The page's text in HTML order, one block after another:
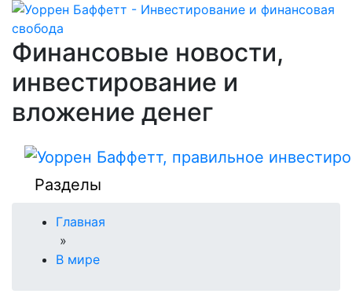
Финансовые новости,
инвестирование и
вложение денег
Разделы
Главная
»
В мире